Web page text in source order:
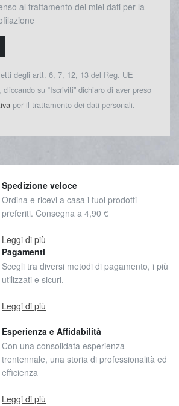
al trattamento dei miei dati per la
degli artt. 6, 7, 12, 13 del Reg. UE
cliccando su “Iscriviti” dichiaro di aver preso
per il trattamento dei dati personali.
Spedizione veloce
Ordina e ricevi a casa i tuoi prodotti
preferiti. Consegna a 4,90 €
Leggi di più
Pagamenti
Scegli tra diversi metodi di pagamento, i più
utilizzati e sicuri.
Leggi di più
Esperienza e Affidabilità
Con una consolidata esperienza
trentennale, una storia di professionalità ed
efficienza
Leggi di più